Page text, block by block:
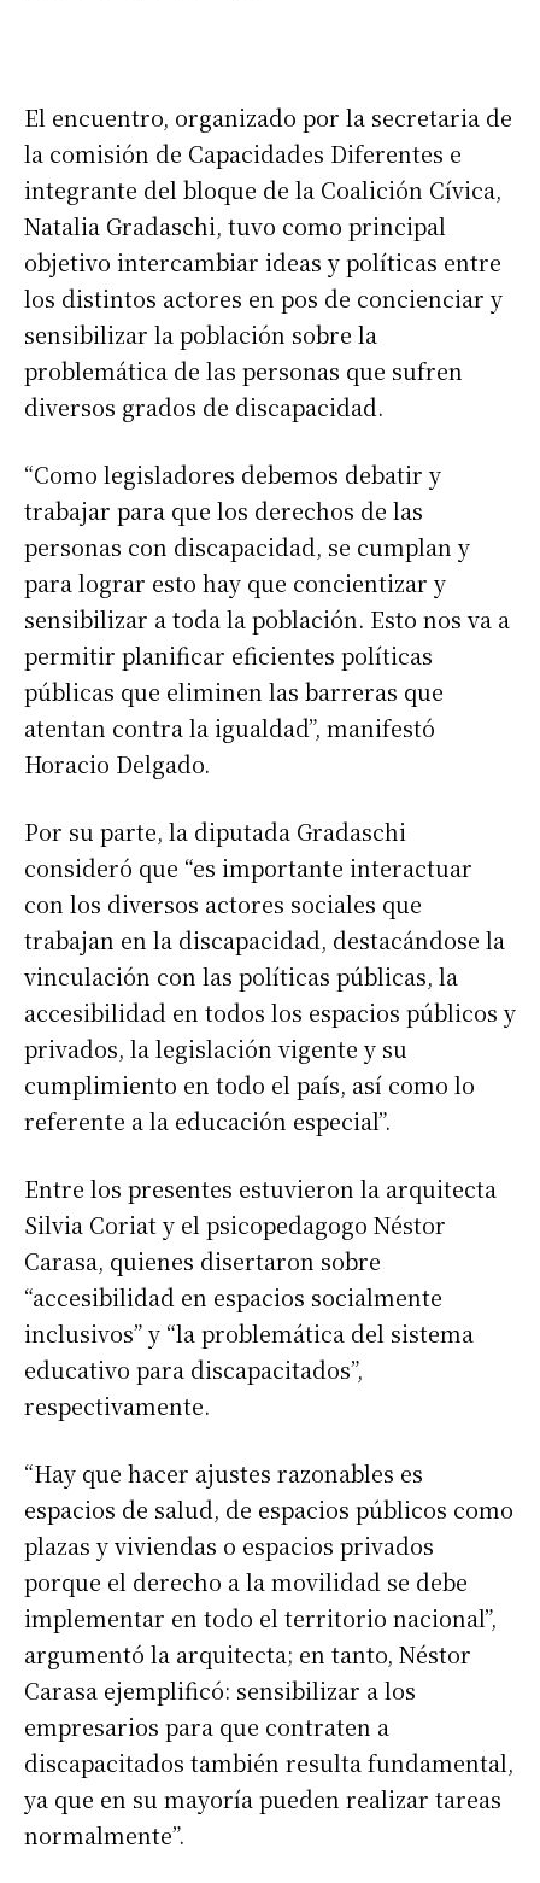
El encuentro, organizado por la secretaria de
la comisión de Capacidades Diferentes e
integrante del bloque de la Coalición Cívica,
Natalia Gradaschi, tuvo como principal
objetivo intercambiar ideas y políticas entre
los distintos actores en pos de concienciar y
sensibilizar la población sobre la
problemática de las personas que sufren
diversos grados de discapacidad.
“Como legisladores debemos debatir y
trabajar para que los derechos de las
personas con discapacidad, se cumplan y
para lograr esto hay que concientizar y
sensibilizar a toda la población. Esto nos va a
permitir planificar eficientes políticas
públicas que eliminen las barreras que
atentan contra la igualdad”, manifestó
Horacio Delgado.
Por su parte, la diputada Gradaschi
consideró que “es importante interactuar
con los diversos actores sociales que
trabajan en la discapacidad, destacándose la
vinculación con las políticas públicas, la
accesibilidad en todos los espacios públicos y
privados, la legislación vigente y su
cumplimiento en todo el país, así como lo
referente a la educación especial”.
Entre los presentes estuvieron la arquitecta
Silvia Coriat y el psicopedagogo Néstor
Carasa, quienes disertaron sobre
“accesibilidad en espacios socialmente
inclusivos” y “la problemática del sistema
educativo para discapacitados”,
respectivamente.
“Hay que hacer ajustes razonables es
espacios de salud, de espacios públicos como
plazas y viviendas o espacios privados
porque el derecho a la movilidad se debe
implementar en todo el territorio nacional”,
argumentó la arquitecta; en tanto, Néstor
Carasa ejemplificó: sensibilizar a los
empresarios para que contraten a
discapacitados también resulta fundamental,
ya que en su mayoría pueden realizar tareas
normalmente”.